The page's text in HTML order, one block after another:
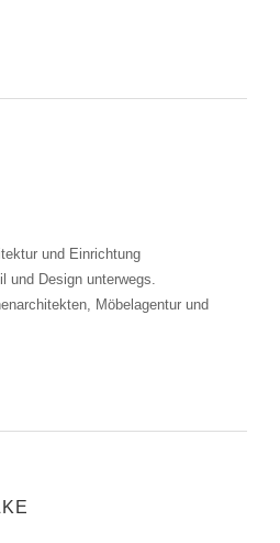
und Einrichtung
und Design unterwegs.
Möbelagentur und